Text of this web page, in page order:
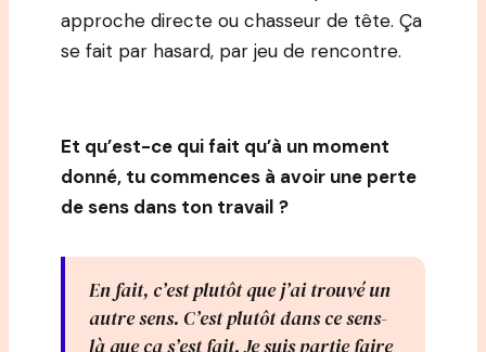
approche directe ou chasseur de tête. Ça
se fait par hasard, par jeu de rencontre.
Et qu’est-ce qui fait qu’à un moment
donné, tu commences à avoir une perte
de sens dans ton travail ?
En fait, c’est plutôt que j’ai trouvé un
autre sens. C’est plutôt dans ce sens-
là que ça s’est fait. Je suis partie faire